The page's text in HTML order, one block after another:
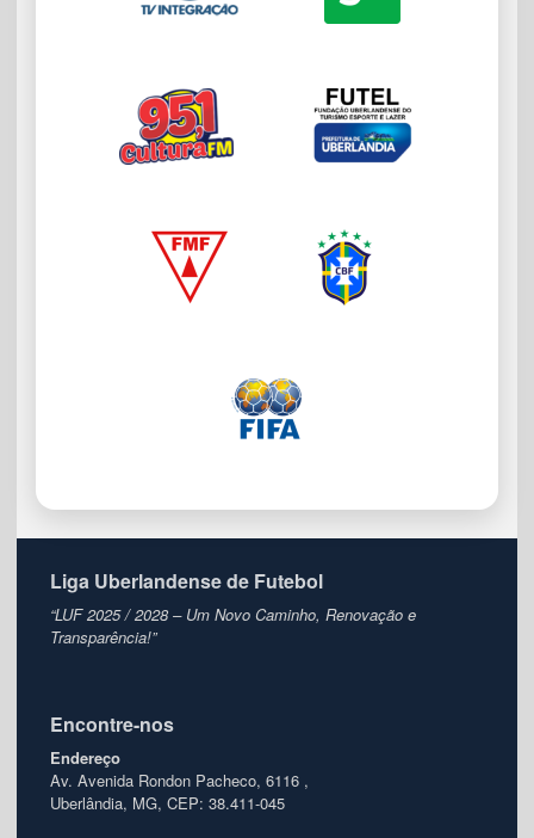
Liga Uberlandense de Futebol
“LUF 2025 / 2028 – Um Novo Caminho, Renovação e
Transparência!”
Encontre-nos
Endereço
Av. Avenida Rondon Pacheco, 6116 ,
Uberlândia, MG, CEP: 38.411-045